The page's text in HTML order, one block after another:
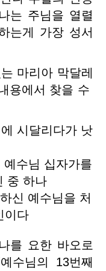
는 주님을 열렬
는게 가장 성서
마리아 막달레
용에서 찾을 수
시달리다가 낫
수님 십자가를
중 하나
신 예수님을 처
이다
를 요한 바오로
수님의 13번째